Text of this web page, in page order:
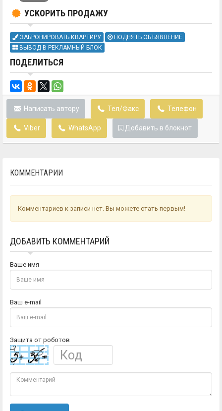
УСКОРИТЬ ПРОДАЖУ
ЗАБРОНИРОВАТЬ КВАРТИРУ
ПОДНЯТЬ ОБЪЯВЛЕНИЕ
ВЫВОД В РЕКЛАМНЫЙ БЛОК
ПОДЕЛИТЬСЯ
Написать автору Тел/Факс Телефон
Viber WhatsApp Добавить в блокнот
КОММЕНТАРИИ
Комментариев к записи нет. Вы можете стать первым!
ДОБАВИТЬ КОММЕНТАРИЙ
Ваше имя
Ваш e-mail
Защита от роботов